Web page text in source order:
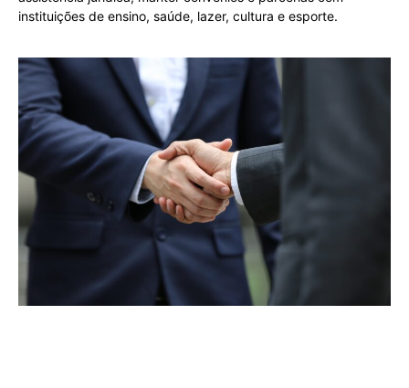
instituições de ensino, saúde, lazer, cultura e esporte.